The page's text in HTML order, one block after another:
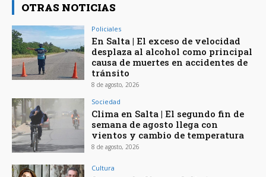
OTRAS NOTICIAS
Policiales
En Salta | El exceso de velocidad
desplaza al alcohol como principal
causa de muertes en accidentes de
tránsito
8 de agosto, 2026
Sociedad
Clima en Salta | El segundo fin de
semana de agosto llega con
vientos y cambio de temperatura
8 de agosto, 2026
Cultura